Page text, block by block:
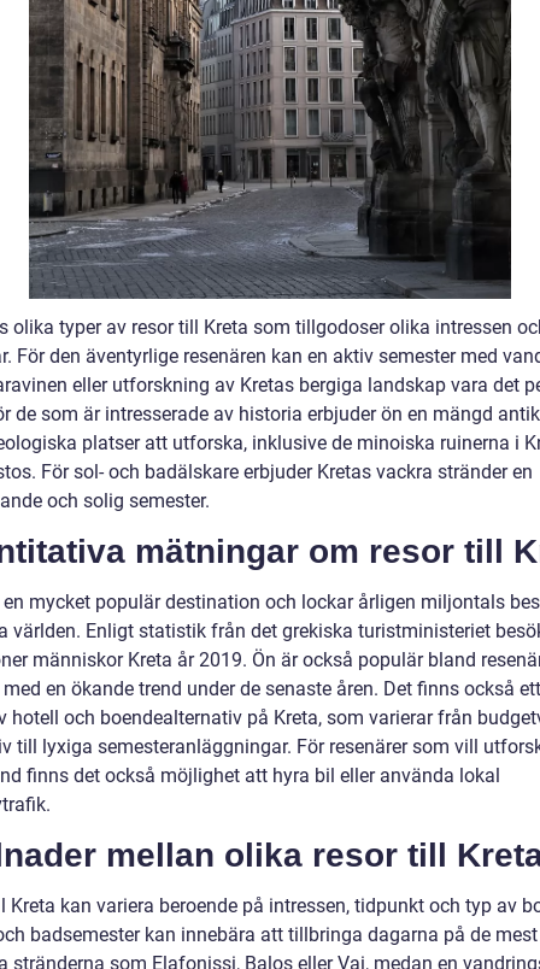
olika typer av resor till Kreta som tillgodoser olika intressen
För den äventyrlige resenären kan en aktiv semester med
eller utforskning av Kretas bergiga landskap vara det
de som är intresserade av historia erbjuder ön en mängd
platser att utforska, inklusive de minoiska ruinerna i
För sol- och badälskare erbjuder Kretas vackra stränder en
och solig semester.
mätningar om resor till
en mycket populär destination och lockar årligen miljontals
världen. Enligt statistik från det grekiska turistministeriet
människor Kreta år 2019. Ön är också populär bland
med en ökande trend under de senaste åren. Det finns också
hotell och boendealternativ på Kreta, som varierar från
till lyxiga semesteranläggningar. För resenärer som vill
finns det också möjlighet att hyra bil eller använda lokal
mellan olika resor till
Kreta kan variera beroende på intressen, tidpunkt och typ av
badsemester kan innebära att tillbringa dagarna på de mest
stränderna som Elafonissi, Balos eller Vai, medan en